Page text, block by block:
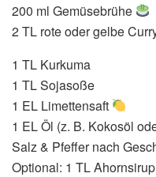
200 ml Gemüsebrühe
2 TL rote oder gelbe
1 TL Kurkuma
1 TL Sojasoße
1 EL Limettensaft
1 EL Öl (z. B. Kokosöl
Salz & Pfeffer nach
Optional: 1 TL